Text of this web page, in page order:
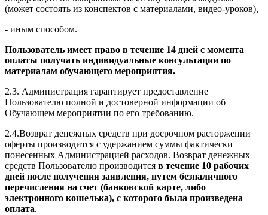
(может состоять из конспектов с материалами, видео-уроков),
- иным способом.
Пользователь имеет право в течение 14 дней с момента
оплаты получать индивидуальные консультации по
материалам обучающего мероприятия.
2.3. Администрация гарантирует предоставление
Пользователю полной и достоверной информации об
Обучающем мероприятии по его требованию.
2.4.Возврат денежных средств при досрочном расторжении
оферты производится с удержанием суммы фактически
понесенных Администрацией расходов. Возврат денежных
средств Пользователю производится в течение 10 рабочих
дней после получения заявления, путем безналичного
перечисления на счет (банковской карте, либо
электронного кошелька), с которого была произведена
оплата.